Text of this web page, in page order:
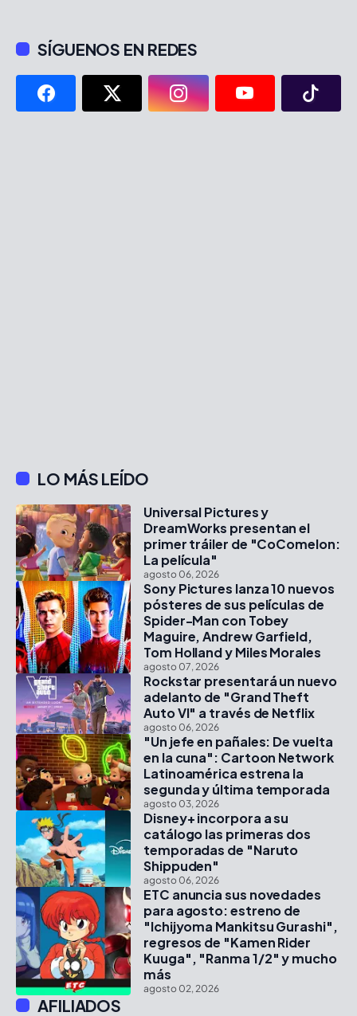
SÍGUENOS EN REDES
LO MÁS LEÍDO
Universal Pictures y
DreamWorks presentan el
primer tráiler de "CoComelon:
La película"
agosto 06, 2026
Sony Pictures lanza 10 nuevos
pósteres de sus películas de
Spider-Man con Tobey
Maguire, Andrew Garfield,
Tom Holland y Miles Morales
agosto 07, 2026
Rockstar presentará un nuevo
adelanto de "Grand Theft
Auto VI" a través de Netflix
agosto 06, 2026
"Un jefe en pañales: De vuelta
en la cuna": Cartoon Network
Latinoamérica estrena la
segunda y última temporada
agosto 03, 2026
Disney+ incorpora a su
catálogo las primeras dos
temporadas de "Naruto
Shippuden"
agosto 06, 2026
ETC anuncia sus novedades
para agosto: estreno de
"Ichijyoma Mankitsu Gurashi",
regresos de "Kamen Rider
Kuuga", "Ranma 1/2" y mucho
más
agosto 02, 2026
AFILIADOS